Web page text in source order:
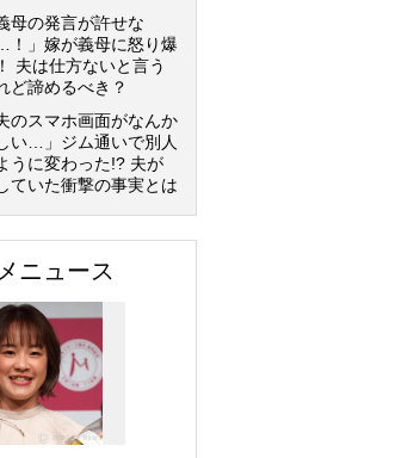
母の発言が許せな
！」嫁が義母に怒り爆
夫は仕方ないと言う
ど諦めるべき？
のスマホ画面がなんか
い…」ジム通いで別人
うに変わった!? 夫が
ていた衝撃の事実とは
ニュース